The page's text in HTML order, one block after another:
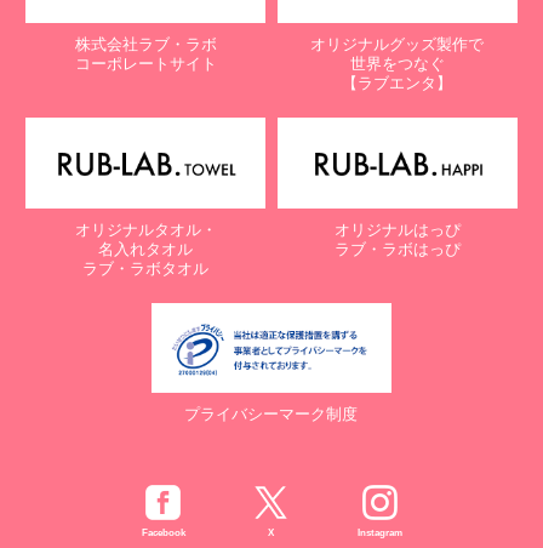
株式会社ラブ・ラボ
コーポレートサイト
オリジナルグッズ製作で
世界をつなぐ
【ラブエンタ】
オリジナルタオル・
名入れタオル
ラブ・ラボタオル
オリジナルはっぴ
ラブ・ラボはっぴ
プライバシーマーク制度
Facebook X Instagram